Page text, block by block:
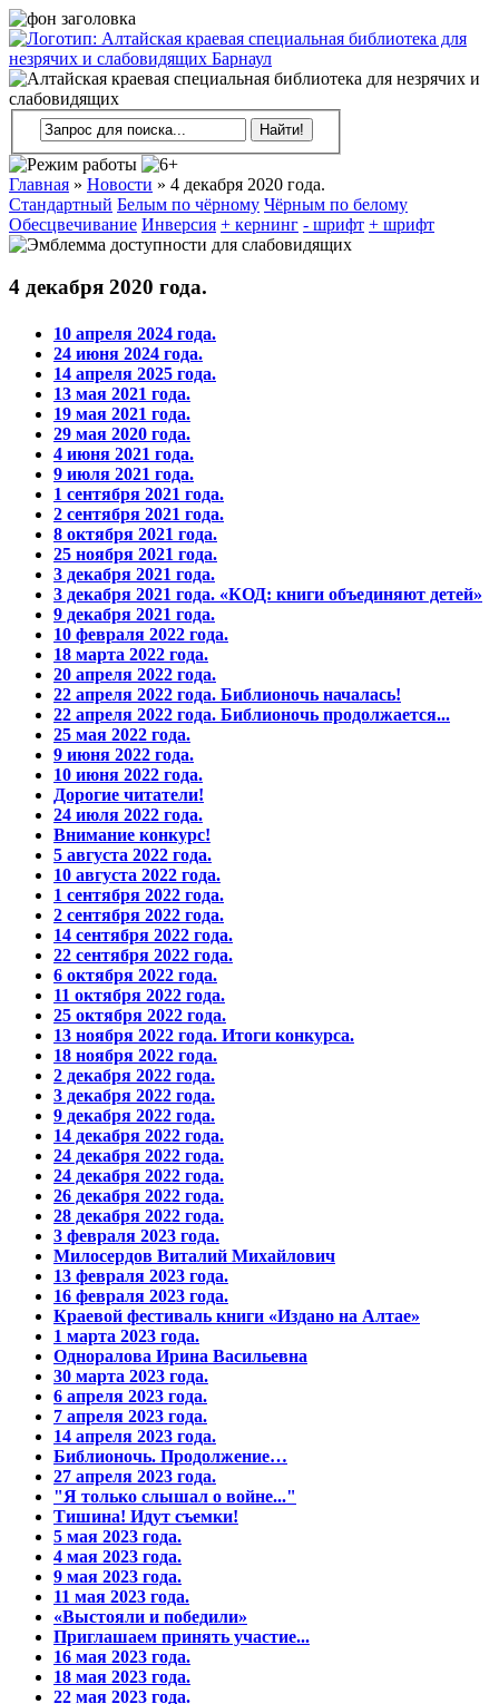
Главная » Новости » 4 декабря 2020 года.
Стандартный Белым по чёрному Чёрным по белому
Обесцвечивание Инверсия + кернинг - шрифт + шрифт
4 декабря 2020 года.
10 апреля 2024 года.
24 июня 2024 года.
14 апреля 2025 года.
13 мая 2021 года.
19 мая 2021 года.
29 мая 2020 года.
4 июня 2021 года.
9 июля 2021 года.
1 сентября 2021 года.
2 сентября 2021 года.
8 октября 2021 года.
25 ноября 2021 года.
3 декабря 2021 года.
3 декабря 2021 года. «КОД: книги объединяют детей»
9 декабря 2021 года.
10 февраля 2022 года.
18 марта 2022 года.
20 апреля 2022 года.
22 апреля 2022 года. Библионочь началась!
22 апреля 2022 года. Библионочь продолжается...
25 мая 2022 года.
9 июня 2022 года.
10 июня 2022 года.
Дорогие читатели!
24 июля 2022 года.
Внимание конкурс!
5 августа 2022 года.
10 августа 2022 года.
1 сентября 2022 года.
2 сентября 2022 года.
14 сентября 2022 года.
22 сентября 2022 года.
6 октября 2022 года.
11 октября 2022 года.
25 октября 2022 года.
13 ноября 2022 года. Итоги конкурса.
18 ноября 2022 года.
2 декабря 2022 года.
3 декабря 2022 года.
9 декабря 2022 года.
14 декабря 2022 года.
24 декабря 2022 года.
24 декабря 2022 года.
26 декабря 2022 года.
28 декабря 2022 года.
3 февраля 2023 года.
Милосердов Виталий Михайлович
13 февраля 2023 года.
16 февраля 2023 года.
Краевой фестиваль книги «Издано на Алтае»
1 марта 2023 года.
Одноралова Ирина Васильевна
30 марта 2023 года.
6 апреля 2023 года.
7 апреля 2023 года.
14 апреля 2023 года.
Библионочь. Продолжение…
27 апреля 2023 года.
"Я только слышал о войне..."
Тишина! Идут съемки!
5 мая 2023 года.
4 мая 2023 года.
9 мая 2023 года.
11 мая 2023 года.
«Выстояли и победили»
Приглашаем принять участие...
16 мая 2023 года.
18 мая 2023 года.
22 мая 2023 года.